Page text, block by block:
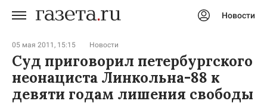
Новости
05 мая 2011, 15:15 Новости
Суд приговорил петербургского
неонациста Линкольна-88 к
девяти годам лишения свободы